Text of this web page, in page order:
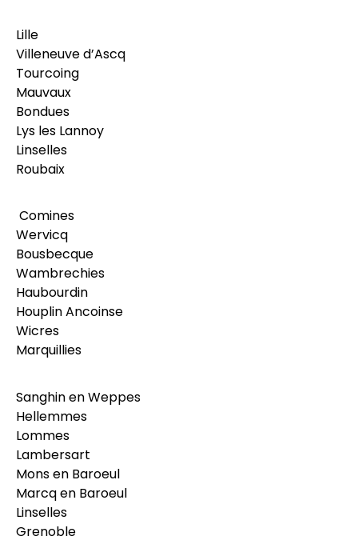
Lille
Villeneuve d’Ascq
Tourcoing
Mauvaux
Bondues
Lys les Lannoy
Linselles
Roubaix
Comines
Wervicq
Bousbecque
Wambrechies
Haubourdin
Houplin Ancoinse
Wicres
Marquillies
Sanghin en Weppes
Hellemmes
Lommes
Lambersart
Mons en Baroeul
Marcq en Baroeul
Linselles
Grenoble